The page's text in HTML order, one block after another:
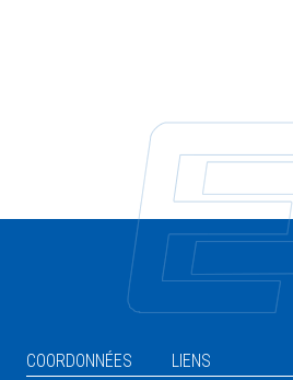
COORDONNÉES LIENS